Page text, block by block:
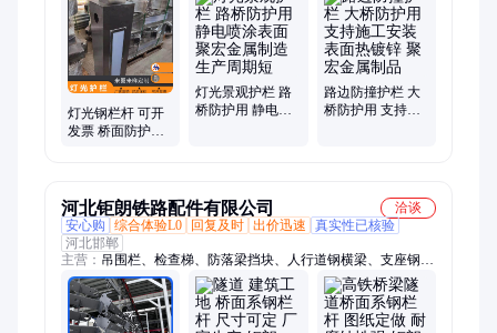
立柱、行道护栏、围栏护栏、喷塑立柱、护栏立柱、桥梁立柱、
公路护栏、河道护栏、阳台护栏、交通护栏、楼梯扶手、喷塑护
栏、水库护栏、水泥护栏
灯光钢栏杆 可开
发票 桥面防护用
灯光景观护栏 路
桥防护用 静电喷
路边防撞护栏 大
桥防护用 支持施
河北钜朗铁路配件有限公司
洽谈
安心购
综合体验L0 回复及时 出价迅速
真实性已核验
河北邯郸
主营： 吊围栏、检查梯、防落梁挡块、人行道钢横梁、支座钢
板、预埋T钢、栏杆钢立柱、接触网预埋件、声屏障预埋件、遮
板预埋件、声屏障立柱、临时沙箱、避雷器支架、地脚螺栓、预
埋槽道、抗震设施、预埋套筒、接线盒、疏散平台支架、抗震支